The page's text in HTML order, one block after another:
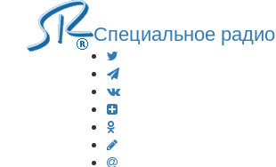
Специальное радио